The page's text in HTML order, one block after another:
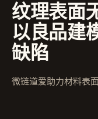
纹理表面
以良品建
缺陷
微链道爱助力材料表